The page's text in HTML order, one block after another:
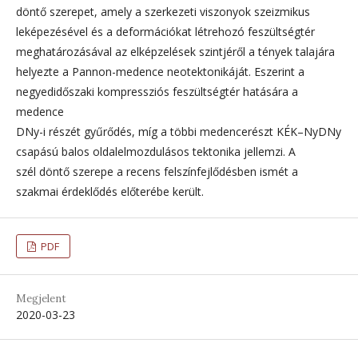
döntő szerepet, amely a szerkezeti viszonyok szeizmikus
leképezésével és a deformációkat létrehozó feszültségtér
meghatározásával az elképzelések szintjéről a tények talajára
helyezte a Pannon-medence neotektonikáját. Eszerint a
negyedidőszaki kompressziós feszültségtér hatására a
medence
DNy-i részét gyűrődés, míg a többi medencerészt KÉK–NyDNy
csapású balos oldalelmozdulásos tektonika jellemzi. A
szél döntő szerepe a recens felszínfejlődésben ismét a
szakmai érdeklődés előterébe került.
PDF
Megjelent
2020-03-23